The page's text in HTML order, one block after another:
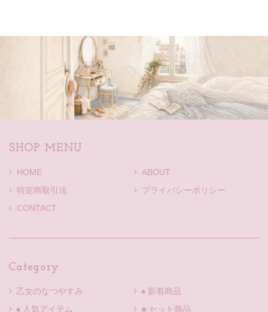
SHOP MENU
HOME
ABOUT
特定商取引法
プライバシーポリシー
CONTACT
Category
乙女のなつやすみ
♠ 新着商品
♠ 人気アイテム
♣ セット商品